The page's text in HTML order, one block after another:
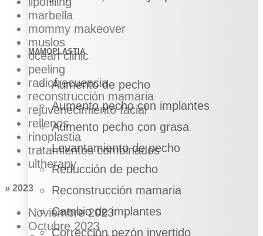
MAMOPLASTIA
Aumento de pecho
Aumento pecho con implantes
Aumento pecho con grasa
Levantamiento de pecho
Reducción de pecho
Reconstrucción mamaria
Cambio de implantes
Corrección pezón invertido
marbella
mommy makeover
muslos
ocean clinic
peeling
radiofrecuencia
reconstrucción mamaria
rejuvenecimiento facial
rellenos
rinoplastia
tratamientos combinados
ultherapy
» 2023
Noviembre 2023
Octubre 2023